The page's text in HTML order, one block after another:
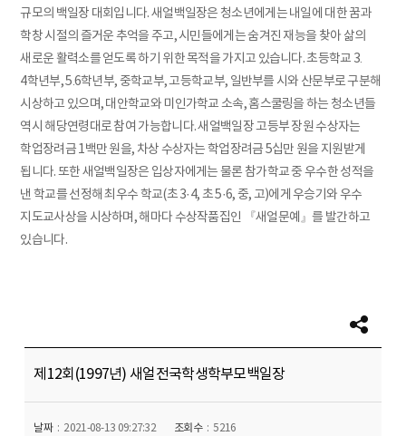
규모의 백일장 대회입니다. 새얼백일장은 청소년에게는 내일에 대한 꿈과
학창 시절의 즐거운 추억을 주고, 시민들에게는 숨겨진 재능을 찾아 삶의
새로운 활력소를 얻도록 하기 위한 목적을 가지고 있습니다. 초등학교 3․
4학년부, 5․6학년부, 중학교부, 고등학교부, 일반부를 시와 산문부로 구분해
시상하고 있으며, 대안학교와 미인가학교 소속, 홈스쿨링을 하는 청소년들
역시 해당연령대로 참여 가능합니다. 새얼백일장 고등부 장원 수상자는
학업장려금 1백만 원을, 차상 수상자는 학업장려금 5십만 원을 지원받게
됩니다. 또한 새얼백일장은 입상자에게는 물론 참가학교 중 우수한 성적을
낸 학교를 선정해 최우수 학교(초 3·4, 초 5·6, 중, 고)에게 우승기와 우수
지도교사상을 시상하며, 해마다 수상작품집인 『새얼문예』를 발간하고
있습니다.
제12회(1997년) 새얼전국학생학부모백일장
날짜 2021-08-13 09:27:32 조회수 5216